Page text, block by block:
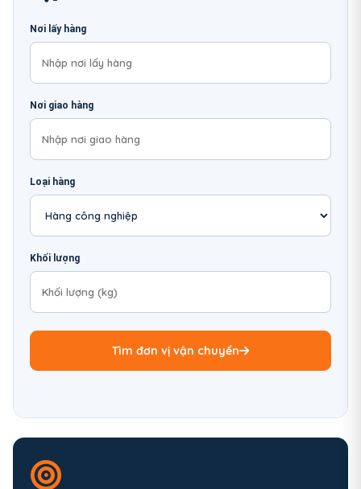
Nơi lấy hàng
Nơi giao hàng
Loại hàng
Khối lượng
Tìm đơn vị vận chuyển